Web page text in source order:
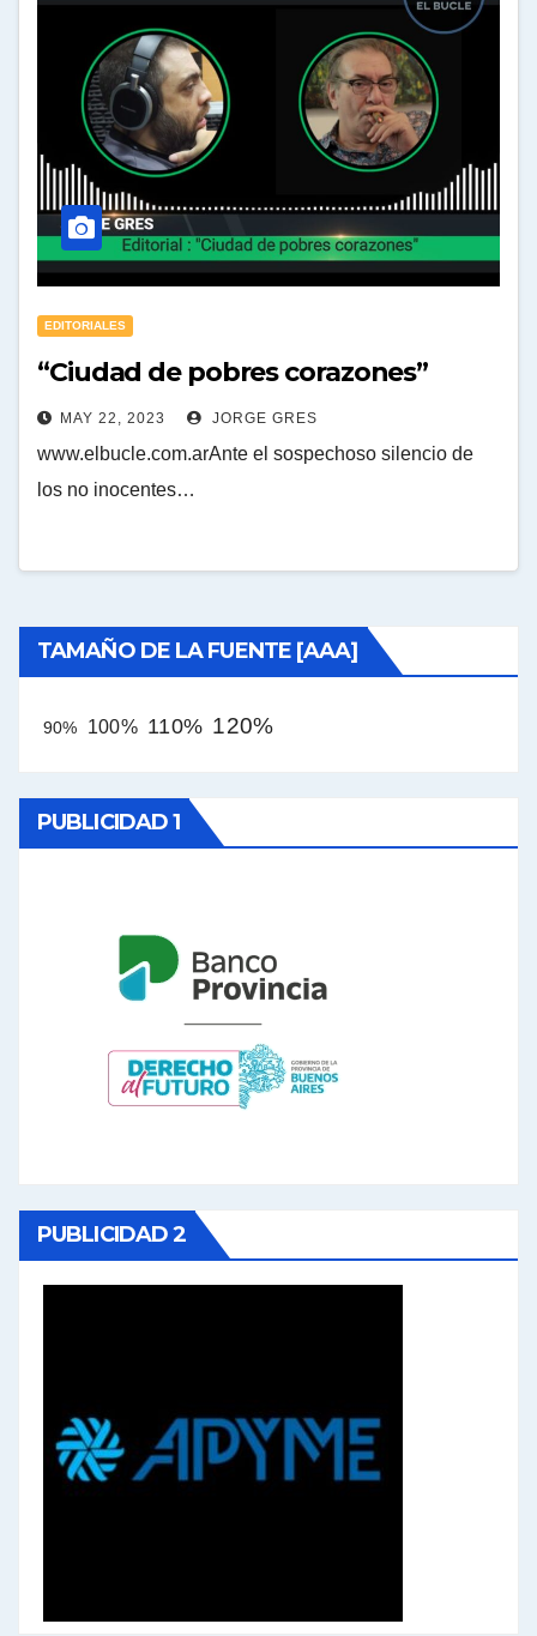
EDITORIALES
“Ciudad de pobres corazones”
MAY 22, 2023 JORGE GRES
www.elbucle.com.arAnte el sospechoso silencio de
los no inocentes…
TAMAÑO DE LA FUENTE [AAA]
90% 100% 110% 120%
PUBLICIDAD 1
PUBLICIDAD 2